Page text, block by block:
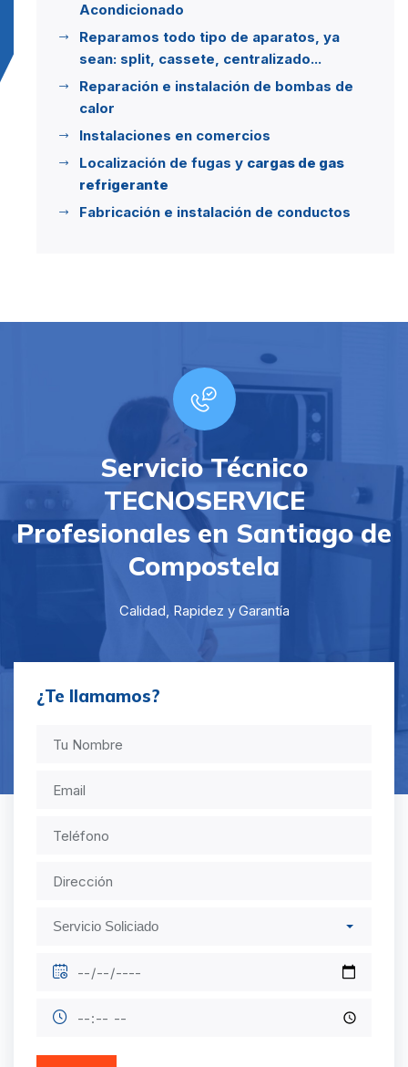
Acondicionado
Reparamos todo tipo de aparatos, ya
sean: split, cassete, centralizado...
Reparación e instalación de bombas de
calor
Instalaciones en comercios
Localización de fugas y cargas de gas
refrigerante
Fabricación e instalación de conductos
Servicio Técnico
TECNOSERVICE
Profesionales en Santiago de
Compostela
Calidad, Rapidez y Garantía
¿Te llamamos?